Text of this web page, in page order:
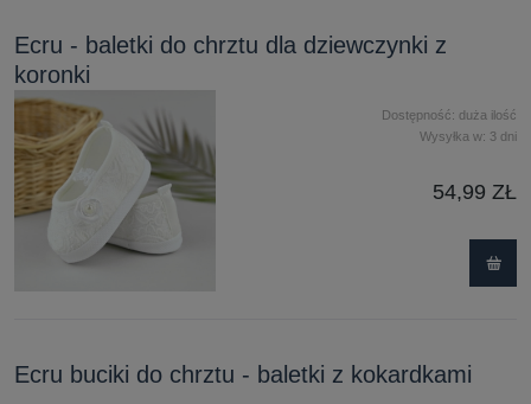
Ecru - baletki do chrztu dla dziewczynki z
koronki
Dostępność: duża ilość
Wysyłka w: 3 dni
54,99 ZŁ
Ecru buciki do chrztu - baletki z kokardkami